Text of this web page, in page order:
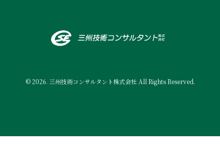
© 2026. 三州技術コンサルタント株式会社 All Rights Reserved.